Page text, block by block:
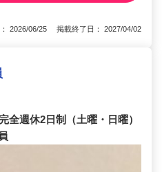
2026/06/25 掲載終了日： 2027/04/02
週休2日制（土曜・日曜）